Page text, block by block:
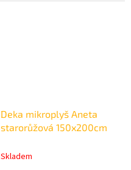
Deka mikroplyš Aneta
starorůžová 150x200cm
Skladem